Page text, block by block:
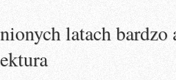
latach bardzo